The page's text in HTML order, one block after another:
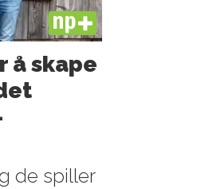
PLUS
å skape
de spiller